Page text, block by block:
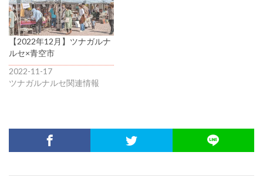
【2022年12月】ツナガルナ
ルセ×青空市
2022-11-17
ツナガルナルセ関連情報